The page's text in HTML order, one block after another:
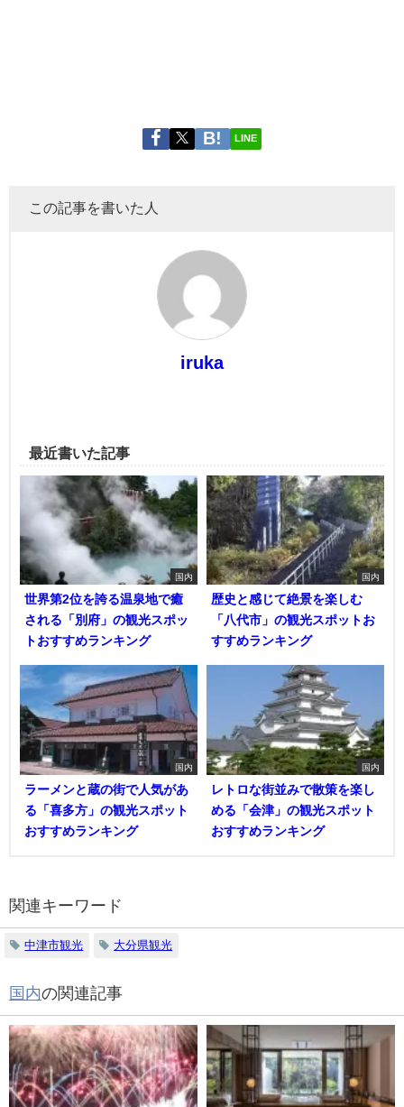
LINE
この記事を書いた人
iruka
最近書いた記事
国内
世界第2位を誇る温泉地で癒
される「別府」の観光スポッ
トおすすめランキング
国内
歴史と感じて絶景を楽しむ
「八代市」の観光スポットお
すすめランキング
国内
ラーメンと蔵の街で人気があ
る「喜多方」の観光スポット
おすすめランキング
国内
レトロな街並みで散策を楽し
める「会津」の観光スポット
おすすめランキング
関連キーワード
中津市観光 大分県観光
国内の関連記事